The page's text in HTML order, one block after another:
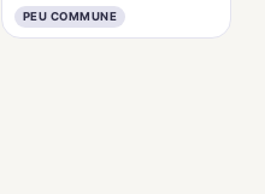
PEU COMMUNE